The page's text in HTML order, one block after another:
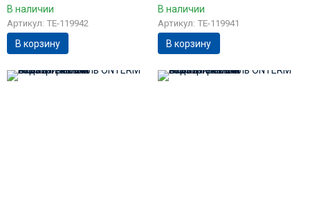
В наличии
Артикул: TE-119942
В корзину
В наличии
Артикул: TE-119941
В корзину